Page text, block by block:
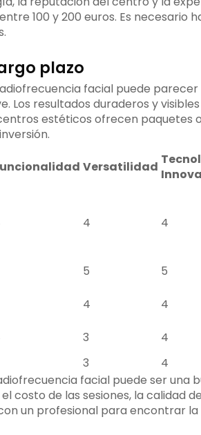
100 y 200 euros. Es necesario
plazo
facial puede
Los resultados duraderos y
estéticos ofrecen paquetes
Versatilidad
4 4
5
5
4
4
3
4
3
4
facial puede ser una
costo de las sesiones, la calidad
un profesional para encontrar